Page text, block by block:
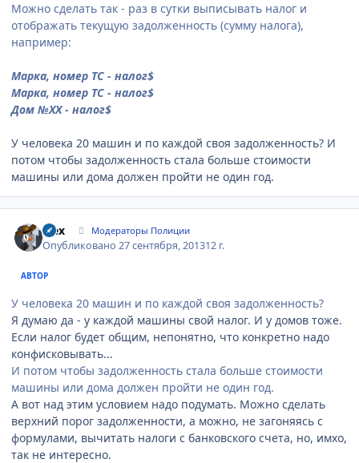
Можно сделать так - раз в сутки выписывать налог и
отображать текущую задолженность (сумму налога),
например:
Марка, номер ТС - налог$
Марка, номер ТС - налог$
Дом №ХХ - налог$
У человека 20 машин и по каждой своя задолженность? И
потом чтобы задолженность стала больше стоимости
машины или дома должен пройти не один год.
wex Модераторы Полиции
Опубликовано27 сентября, 201312 г.
АВТОР
У человека 20 машин и по каждой своя задолженность?
Я думаю да - у каждой машины свой налог. И у домов тоже.
Если налог будет общим, непонятно, что конкретно надо
конфисковывать...
И потом чтобы задолженность стала больше стоимости
машины или дома должен пройти не один год.
А вот над этим условием надо подумать. Можно сделать
верхний порог задолженности, а можно, не загоняясь с
формулами, вычитать налоги с банковского счета, но, имхо,
так не интересно.